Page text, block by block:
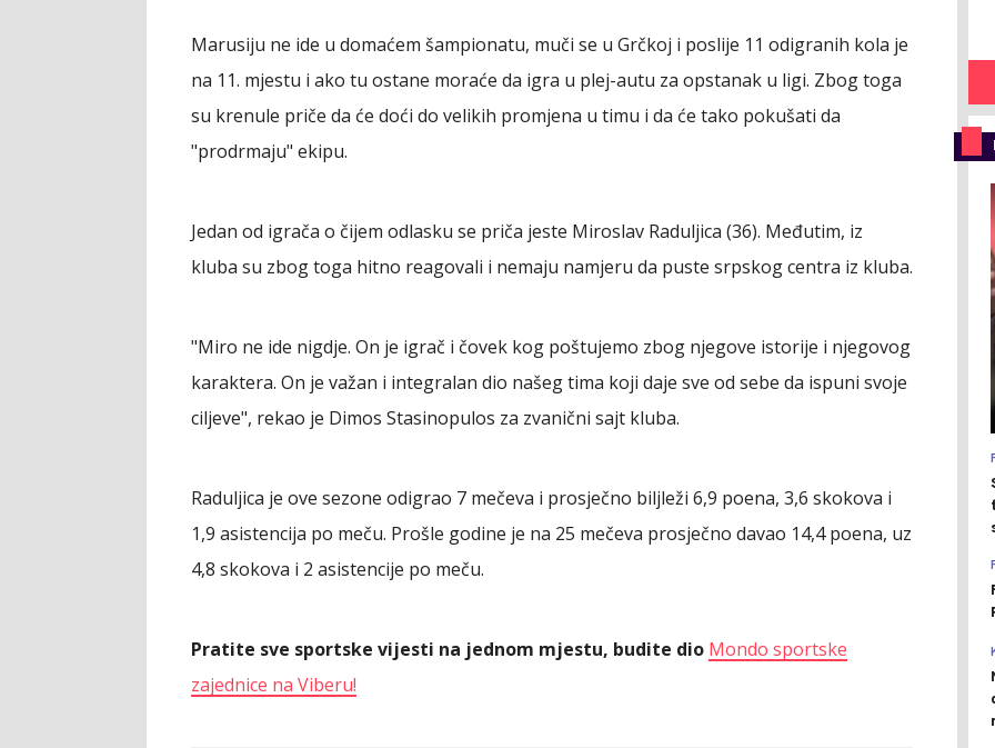
Marusiju ne ide u domaćem šampionatu, muči se u Grčkoj i poslije 11 odigranih kola je
na 11. mjestu i ako tu ostane moraće da igra u plej-autu za opstanak u ligi. Zbog toga
su krenule priče da će doći do velikih promjena u timu i da će tako pokušati da
"prodrmaju" ekipu.
Jedan od igrača o čijem odlasku se priča jeste Miroslav Raduljica (36). Međutim, iz
kluba su zbog toga hitno reagovali i nemaju namjeru da puste srpskog centra iz kluba.
"Miro ne ide nigdje. On je igrač i čovek kog poštujemo zbog njegove istorije i njegovog
karaktera. On je važan i integralan dio našeg tima koji daje sve od sebe da ispuni svoje
ciljeve", rekao je Dimos Stasinopulos za zvanični sajt kluba.
Raduljica je ove sezone odigrao 7 mečeva i prosječno biljleži 6,9 poena, 3,6 skokova i
1,9 asistencija po meču. Prošle godine je na 25 mečeva prosječno davao 14,4 poena, uz
4,8 skokova i 2 asistencije po meču.
Pratite sve sportske vijesti na jednom mjestu, budite dio Mondo sportske
zajednice na Viberu!